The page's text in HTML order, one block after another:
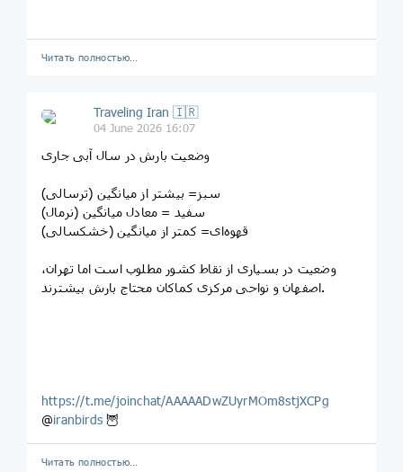
Читать полностью…
Traveling Iran 🇮🇷
04 June 2026 16:07
وضعیت بارش در سال آبی جاری
سبز= بیشتر از میانگین ‌(ترسالی)
سفید = معادل میانگین (نرمال)
قهوه‌ای= کمتر از میانگین (خشکسالی)
وضعیت در بسیاری از نقاط کشور مطلوب است اما تهران،
اصفهان و نواحی مرکزی کماکان محتاج بارش بیشترند.
https://t.me/joinchat/AAAAADwZUyrMOm8stjXCPg
@iranbirds 🦉
Читать полностью…